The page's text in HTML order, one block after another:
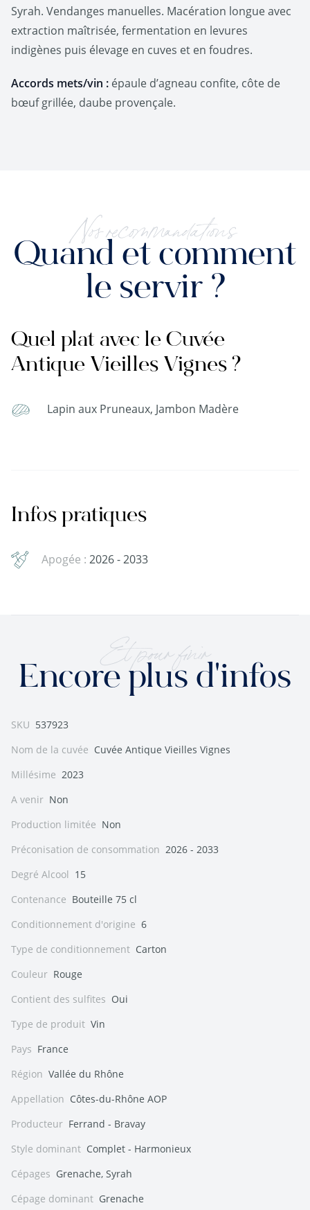
Syrah. Vendanges manuelles. Macération longue avec
extraction maîtrisée, fermentation en levures
indigènes puis élevage en cuves et en foudres.
Accords mets/vin : épaule d’agneau confite, côte de
bœuf grillée, daube provençale.
Nos recommandations
Quand et comment
le servir ?
Quel plat avec le Cuvée
Antique Vieilles Vignes ?
Lapin aux Pruneaux, Jambon Madère
Infos pratiques
Apogée : 2026 - 2033
Et pour finir
Encore plus d'infos
SKU 537923
Nom de la cuvée Cuvée Antique Vieilles Vignes
Millésime 2023
A venir Non
Production limitée Non
Préconisation de consommation 2026 - 2033
Degré Alcool 15
Contenance Bouteille 75 cl
Conditionnement d'origine 6
Type de conditionnement Carton
Couleur Rouge
Contient des sulfites Oui
Type de produit Vin
Pays France
Région Vallée du Rhône
Appellation Côtes-du-Rhône AOP
Producteur Ferrand - Bravay
Style dominant Complet - Harmonieux
Cépages Grenache, Syrah
Cépage dominant Grenache